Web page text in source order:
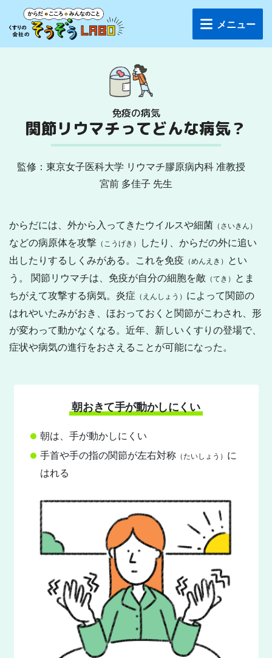
メニュー
免疫の病気
関節リウマチってどんな病気？
監修：東京女子医科大学 リウマチ膠原病内科 准教授
宮前 多佳子 先生
からだには、外から入ってきたウイルスや細菌 （さいきん）
などの病原体を攻撃 （こうげき）
したり、からだの外に追い
出したりするしくみがある。これを免疫 （めんえき）
とい
う。 関節リウマチは、免疫が自分の細胞を敵 （てき）
とま
ちがえて攻撃する病気。炎症 （えんしょう） によって関節の
はれやいたみがおき、ほおっておくと関節がこわされ、形
が変わって動かなくなる。近年、新しいくすりの登場で、
症状や病気の進行をおさえることが可能になった。
朝おきて手が動かしにくい
朝は、手が動かしにくい
手首や手の指の関節が左右対称（たいしょう） に
はれる